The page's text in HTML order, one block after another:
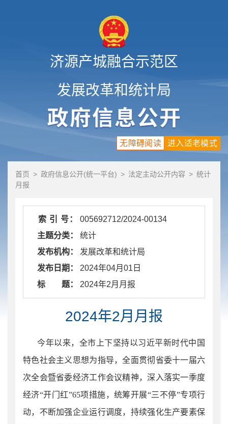
济源产城融合示范区
发展改革和统计局
进入适老模式
无障碍阅读
首页 > 政府信息公开(统一平台) > 法定主动公开内容 > 统计
月报
索 引 号：
005692712/2024-00134
主题分类：
统计
发布机构：
发展改革和统计局
发布日期：
2024年04月01日
标 题：
​ 2024年2月月报
2024年2月月报
今年以来，全市上下坚持以习近平新时代中国
特色社会主义思想为指导，全面贯彻省委十一届六
次全会暨省委经济工作会议精神，深入落实一季度
经济“开门红”65项措施，统筹开展“三不停”专项行
动，不断加强企业运行调度，持续强化生产要素保